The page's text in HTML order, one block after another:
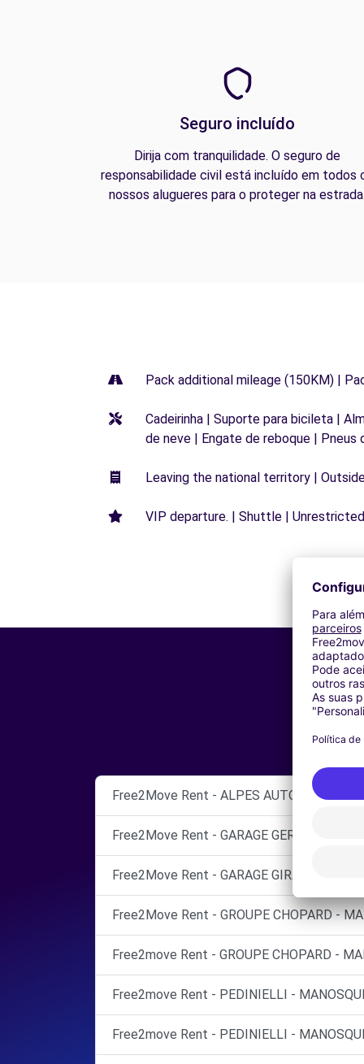
Seguro incluído
Dirija com tranquilidade. O seguro de
responsabilidade civil está incluído em todos
nossos alugueres para o proteger na
Pack additional mileage (150KM) |
Cadeirinha | Suporte para bicileta |
de neve | Engate de reboque | Pneus
Leaving the national territory |
VIP departure. | Shuttle |
Free2Move Rent - ALPES AUTO SERVICE -
Free2Move Rent - GARAGE GERINI -
Free2Move Rent - GARAGE GIRARD SE -
Free2Move Rent - GROUPE CHOPARD -
Free2move Rent - GROUPE CHOPARD -
Free2move Rent - PEDINIELLI -
Free2move Rent - PEDINIELLI -